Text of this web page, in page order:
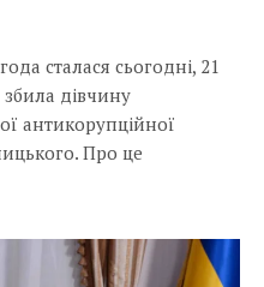
сталася сьогодні, 21
дівчину
антикорупційної
Про це